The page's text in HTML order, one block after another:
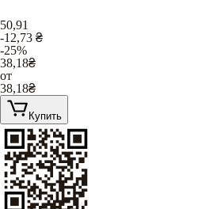
50,91
-12,73 ₴
-25%
38,18₴
от
38,18₴
Купить